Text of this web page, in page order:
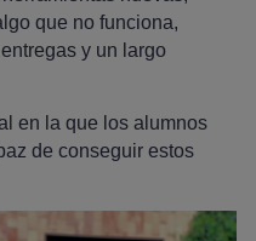
que no funciona,
y un largo
en la que los alumnos
de conseguir estos